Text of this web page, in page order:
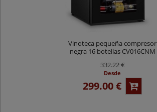
Vinoteca pequeña compresor
negra 16 botellas CV016CNM
332.22 €
Desde
299.00 €